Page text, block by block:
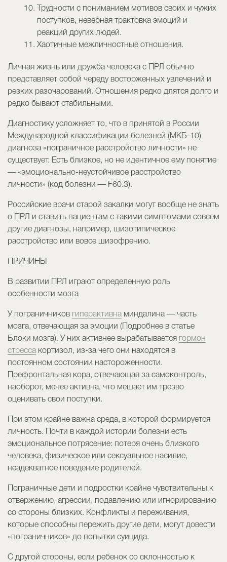
Трудности с пониманием мотивов своих и чужих
поступков, неверная трактовка эмоций и
реакций других людей.
Хаотичные межличностные отношения.
Личная жизнь или дружба человека с ПРЛ обычно
представляет собой череду восторженных увлечений и
резких разочарований. Отношения редко длятся долго и
редко бывают стабильными.
Диагностику усложняет то, что в принятой в России
Международной классификации болезней (МКБ-10)
диагноза «пограничное расстройство личности» не
существует. Есть близкое, но не идентичное ему понятие
— «эмоционально-неустойчивое расстройство
личности» (код болезни — F60.3).
Российские врачи старой закалки могут вообще не знать
о ПРЛ и ставить пациентам с такими симптомами совсем
другие диагнозы, например, шизотипическое
расстройство или вовсе шизофрению.
ПРИЧИНЫ
В развитии ПРЛ играют определенную роль
особенности мозга
У пограничников гиперактивна миндалина — часть
мозга, отвечающая за эмоции (Подробнее в статье
Блоки мозга). У них активнее вырабатывается гормон
стресса кортизол, из-за чего они находятся в
постоянном состоянии настороженности.
Префронтальная кора, отвечающая за самоконтроль,
наоборот, менее активна, что мешает им трезво
оценивать свои поступки.
При этом крайне важна среда, в которой формируется
личность. Почти в каждой истории болезни есть
эмоциональное потрясение: потеря очень близкого
человека, физическое или сексуальное насилие,
неадекватное поведение родителей.
Пограничные дети и подростки крайне чувствительны к
отвержению, агрессии, подавлению или игнорированию
со стороны близких. Конфликты и переживания,
которые способны пережить другие дети, могут довести
«пограничников» до попытки суицида.
С другой стороны, если ребенок со склонностью к